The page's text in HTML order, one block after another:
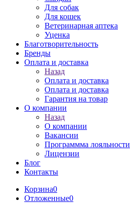
Для собак
Для кошек
Ветеринарная аптека
Уценка
Благотворительность
Бренды
Оплата и доставка
Назад
Оплата и доставка
Оплата и доставка
Гарантия на товар
О компании
Назад
О компании
Вакансии
Программма лояльности
Лицензии
Блог
Контакты
Корзина0
Отложенные0